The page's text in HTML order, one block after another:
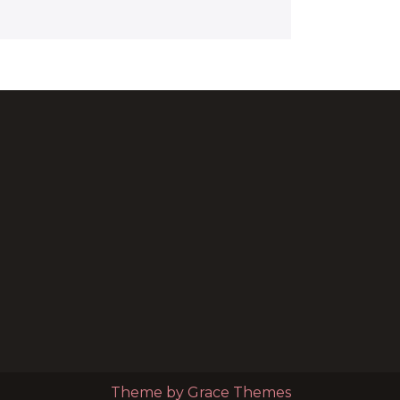
Theme by Grace Themes